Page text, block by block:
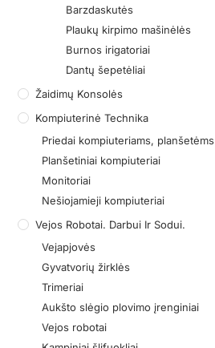
Barzdaskutės
Plaukų kirpimo mašinėlės
Burnos irigatoriai
Dantų šepetėliai
Žaidimų Konsolės
Kompiuterinė Technika
Priedai kompiuteriams, planšetėms
Planšetiniai kompiuteriai
Monitoriai
Nešiojamieji kompiuteriai
Vejos Robotai. Darbui Ir Sodui.
Vejapjovės
Gyvatvorių žirklės
Trimeriai
Aukšto slėgio plovimo įrenginiai
Vejos robotai